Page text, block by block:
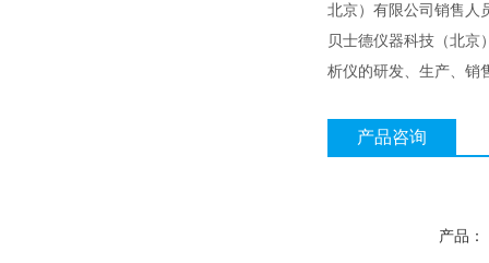
北京）有限公司销售人
贝士德仪器科技（北京
析仪的研发、生产、销
产品咨询
产品：